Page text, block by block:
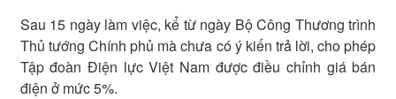
Sau 15 ngày làm việc, kể từ ngày Bộ Công Thương trình
Thủ tướng Chính phủ mà chưa có ý kiến trả lời, cho phép
Tập đoàn Điện lực Việt Nam được điều chỉnh giá bán
điện ở mức 5%.